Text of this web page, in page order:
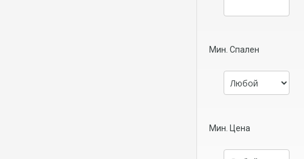
Мин. Спален
Мин. Цена